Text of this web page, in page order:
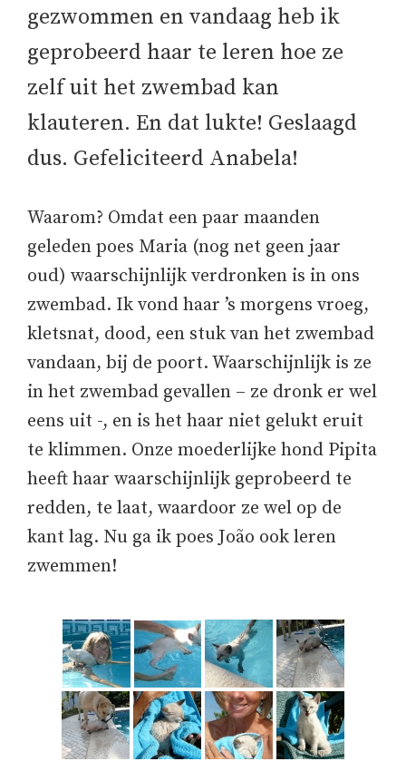
gezwommen en vandaag heb ik
geprobeerd haar te leren hoe ze
zelf uit het zwembad kan
klauteren. En dat lukte! Geslaagd
dus. Gefeliciteerd Anabela!
Waarom? Omdat een paar maanden
geleden poes Maria (nog net geen jaar
oud) waarschijnlijk verdronken is in ons
zwembad. Ik vond haar ’s morgens vroeg,
kletsnat, dood, een stuk van het zwembad
vandaan, bij de poort. Waarschijnlijk is ze
in het zwembad gevallen – ze dronk er wel
eens uit -, en is het haar niet gelukt eruit
te klimmen. Onze moederlijke hond Pipita
heeft haar waarschijnlijk geprobeerd te
redden, te laat, waardoor ze wel op de
kant lag. Nu ga ik poes João ook leren
zwemmen!